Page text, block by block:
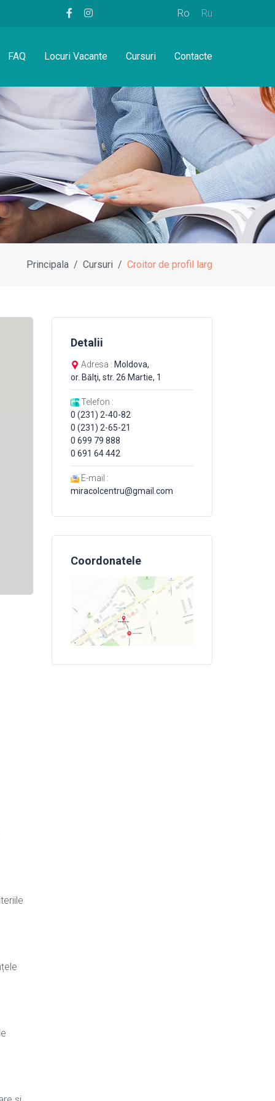
Ro Ru
FAQ Locuri Vacante Cursuri Contacte
Principala Cursuri Croitor de profil larg
Detalii
Adresa : Moldova,
or. Bălţi, str. 26 Martie, 1
Telefon :
0 (231) 2-40-82
0 (231) 2-65-21
0 699 79 888
0 691 64 442
E-mail :
miracolcentru@gmail.com
Coordonatele